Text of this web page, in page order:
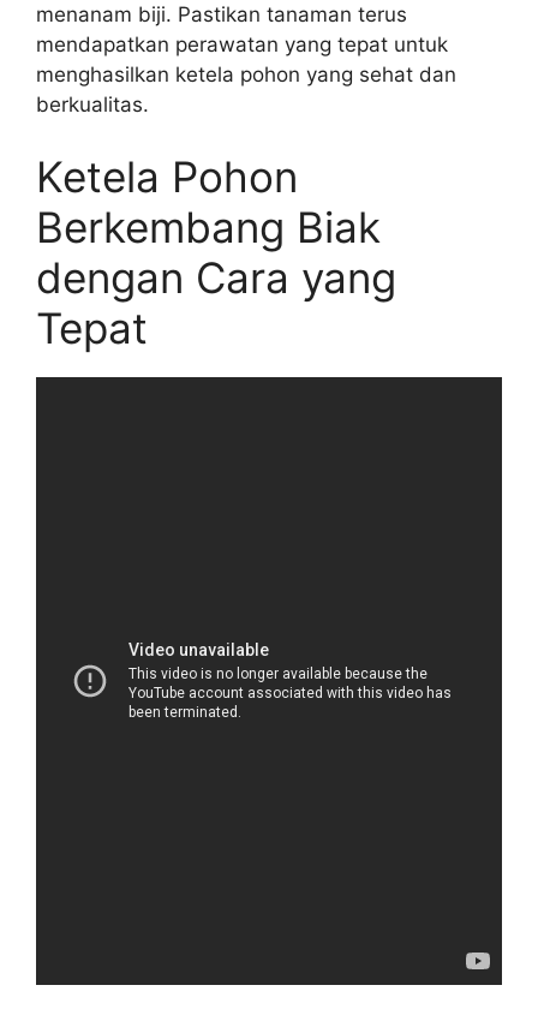
menanam biji. Pastikan tanaman terus
mendapatkan perawatan yang tepat untuk
menghasilkan ketela pohon yang sehat dan
berkualitas.
Ketela Pohon
Berkembang Biak
dengan Cara yang
Tepat